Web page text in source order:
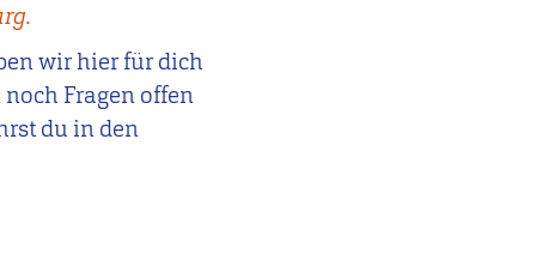
wir hier für dich
Fragen offen
du in den